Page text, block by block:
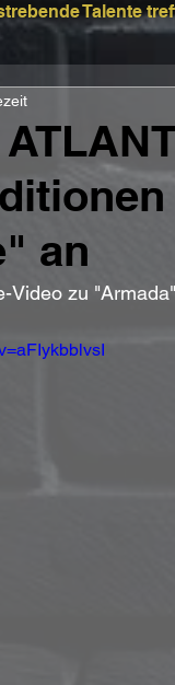
Talente
an
Video zu "Armada"